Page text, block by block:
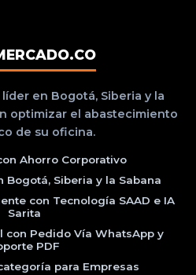
en Bogotá, Siberia y la
optimizar el abastecimiento
de su oficina.
Ahorro Corporativo
Bogotá, Siberia y la Sabana
con Tecnología SAAD e IA
Sarita
con Pedido Vía WhatsApp y
PDF
para Empresas